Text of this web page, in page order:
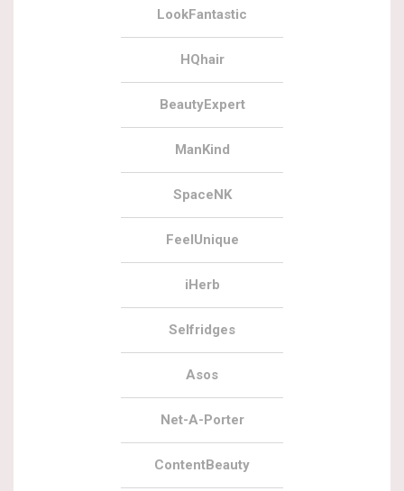
LookFantastic
HQhair
BeautyExpert
ManKind
SpaceNK
FeelUnique
iHerb
Selfridges
Asos
Net-A-Porter
ContentBeauty